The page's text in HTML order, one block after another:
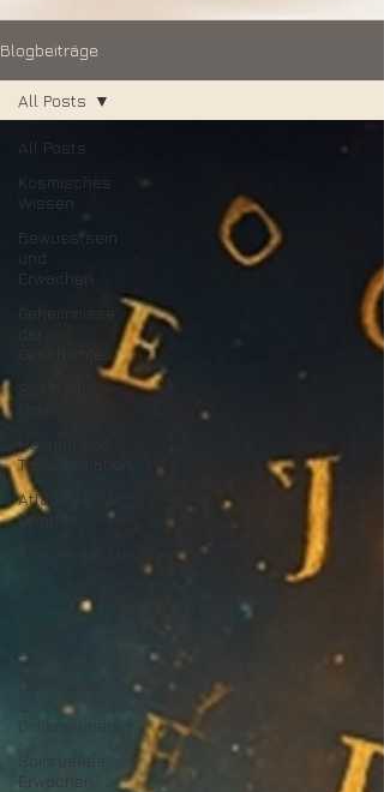
Blogbeiträge
All Posts
Kosmisches
Wissen
Bewusstsein
und
Erwachen
Geheimnisse
Heilung und
Transformation
Atlantis &
Lemuria
Sternensaaten
Eluminus
Dimensionen
Erwachen
All Posts